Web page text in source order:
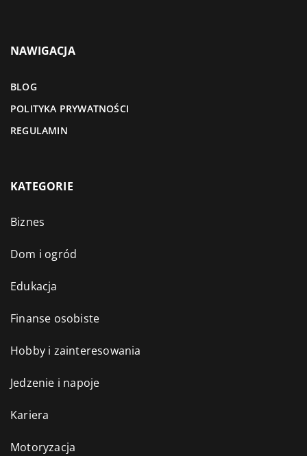
NAWIGACJA
BLOG
POLITYKA PRYWATNOŚCI
REGULAMIN
KATEGORIE
Biznes
Dom i ogród
Edukacja
Finanse osobiste
Hobby i zainteresowania
Jedzenie i napoje
Kariera
Motoryzacja